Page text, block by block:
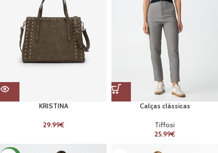
KRISTINA
29.99€
Calças clássicas
Tiffosi
25.99€